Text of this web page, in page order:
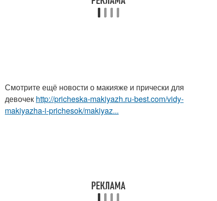
Смотрите ещё новости о макияже и прически для
девочек http://pricheska-makiyazh.ru-best.com/vidy-
makiyazha-i-prichesok/makiyaz...